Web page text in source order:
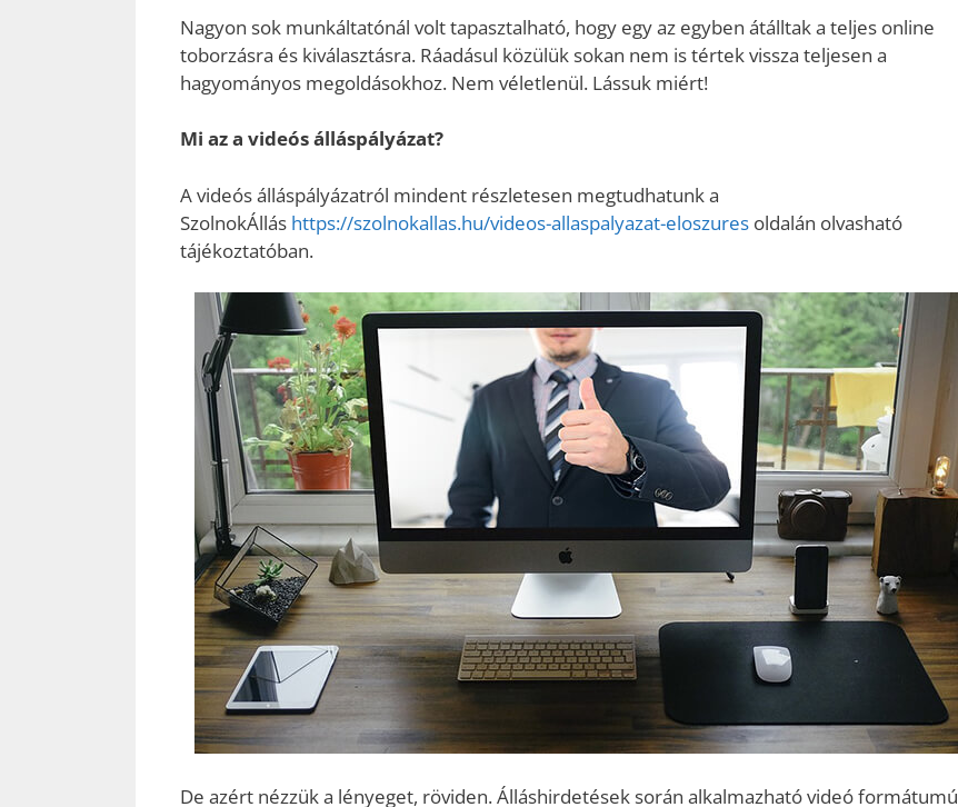
Nagyon sok munkáltatónál volt tapasztalható, hogy egy az egyben átálltak a teljes online
toborzásra és kiválasztásra. Ráadásul közülük sokan nem is tértek vissza teljesen a
hagyományos megoldásokhoz. Nem véletlenül. Lássuk miért!
Mi az a videós álláspályázat?
A videós álláspályázatról mindent részletesen megtudhatunk a
SzolnokÁllás https://szolnokallas.hu/videos-allaspalyazat-eloszures oldalán olvasható
tájékoztatóban.
De azért nézzük a lényeget, röviden. Álláshirdetések során alkalmazható videó formátumú